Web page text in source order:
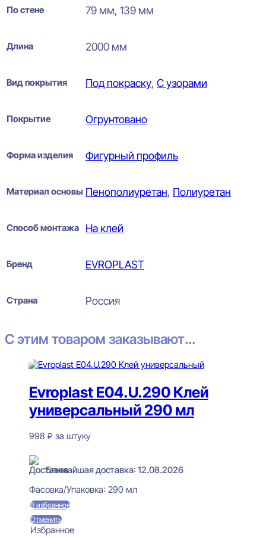
По стене 79 мм, 139 мм
Длина 2000 мм
Вид покрытия Под покраску, С узорами
Покрытие Огрунтовано
Форма изделия Фигурный профиль
Материал основы Пенополиуретан, Полиуретан
Способ монтажа На клей
Бренд EVROPLAST
Страна Россия
С этим товаром заказывают...
Evroplast E04.U.290 Клей
универсальный 290 мл
998 ₽ за штуку
Ближайшая доставка: 12.08.2026
Фасовка/Упаковка: 290 мл
В избранное
Отменить
Избранное